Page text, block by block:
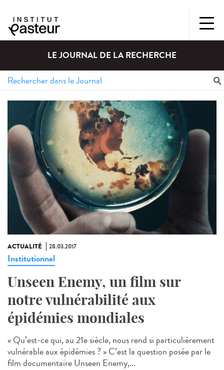
LE JOURNAL DE LA RECHERCHE
ACTUALITÉ 28.03.2017
Institutionnel
Unseen Enemy, un film sur
notre vulnérabilité aux
épidémies mondiales
« Qu’est-ce qui, au 21e siècle, nous rend si particulièrement
vulnérable aux épidémies ? » C’est la question posée par le
film documentaire Unseen Enemy,...